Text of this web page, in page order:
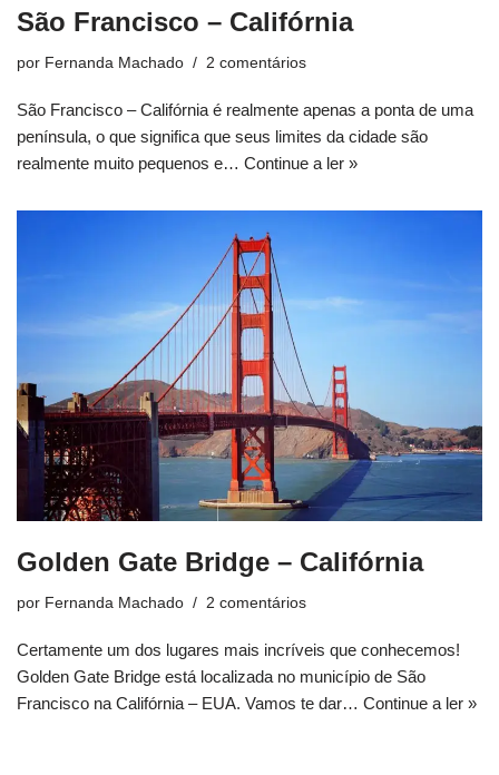
São Francisco – Califórnia
por Fernanda Machado 2 comentários
São Francisco – Califórnia é realmente apenas a ponta de uma
península, o que significa que seus limites da cidade são
realmente muito pequenos e… Continue a ler »
Golden Gate Bridge – Califórnia
por Fernanda Machado 2 comentários
Certamente um dos lugares mais incríveis que conhecemos!
Golden Gate Bridge está localizada no município de São
Francisco na Califórnia – EUA. Vamos te dar… Continue a ler »